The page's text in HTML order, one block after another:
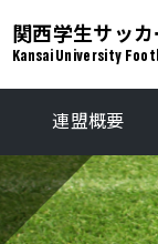
関西学生サッ
Kansai University
連盟概要
ーグ